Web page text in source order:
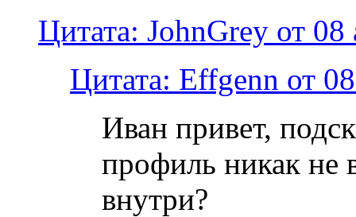
Цитата: JohnGrey от
Цитата: Effgenn от
Иван привет,
профиль никак не
внутри?